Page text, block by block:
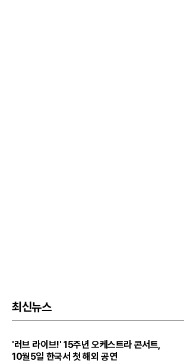
최신뉴스
'러브 라이브!' 15주년 오케스트라 콘서트,
10월5일 한국서 첫 해외 공연